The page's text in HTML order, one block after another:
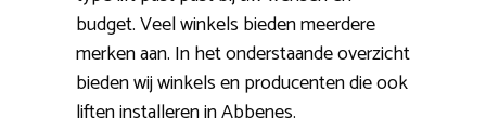
budget. Veel winkels bieden meerdere
merken aan. In het onderstaande overzicht
bieden wij winkels en producenten die ook
liften installeren in Abbenes.